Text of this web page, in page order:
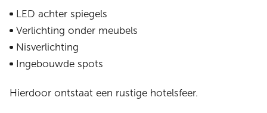
LED achter spiegels
Verlichting onder meubels
Nisverlichting
Ingebouwde spots
Hierdoor ontstaat een rustige hotelsfeer.